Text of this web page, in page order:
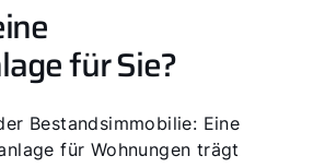
für Sie?
Bestandsimmobilie: Eine
für Wohnungen trägt